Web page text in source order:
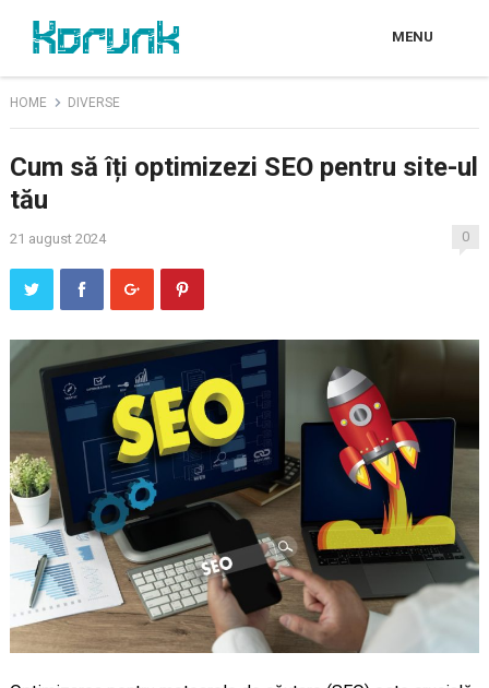
MENU
HOME DIVERSE
Cum să îți optimizezi SEO pentru site-ul
tău
21 august 2024 0